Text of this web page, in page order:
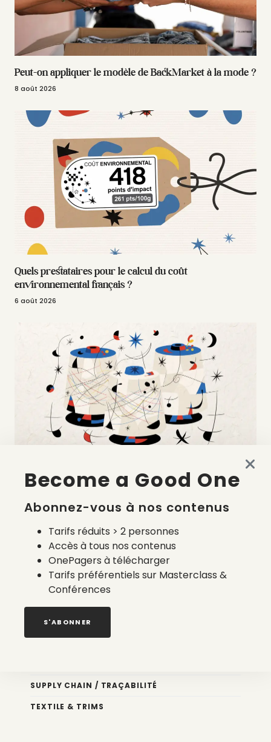
Peut-on appliquer le modèle de BackMarket à la mode ?
8 août 2026
Quels prestataires pour le calcul du coût
environnemental français ?
6 août 2026
Made in France en 2026 : accessible, semi-automatisé et
à la carte
Nos newsletters
Éco conception
SUPPLY CHAIN / TRAÇABILITÉ
TEXTILE & TRIMS
Become a Good One
Abonnez-vous à nos contenus
Tarifs réduits > 2 personnes
Accès à tous nos contenus
OnePagers à télécharger
Tarifs préférentiels sur Masterclass &
Conférences
S'ABONNER